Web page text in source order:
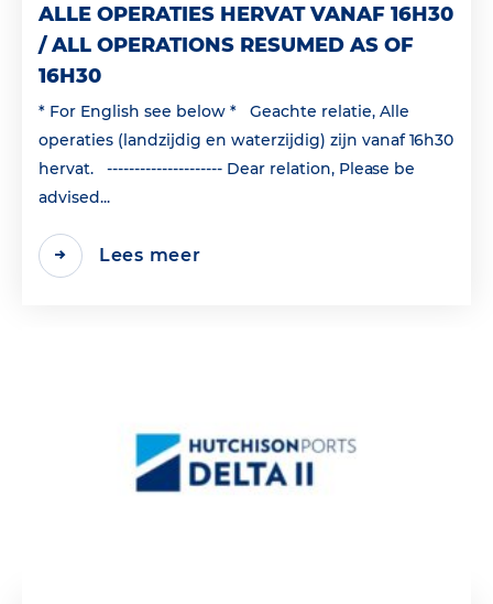
ALLE OPERATIES HERVAT VANAF 16H30
/ ALL OPERATIONS RESUMED AS OF
16H30
* For English see below * Geachte relatie, Alle
operaties (landzijdig en waterzijdig) zijn vanaf 16h30
hervat. --------------------- Dear relation, Please be
advised...
Lees meer